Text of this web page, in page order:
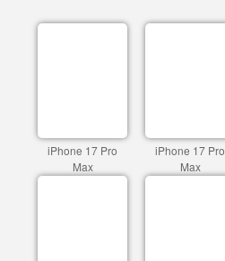
iPhone 17 Pro
Max
iPhone 17 Pro
Max